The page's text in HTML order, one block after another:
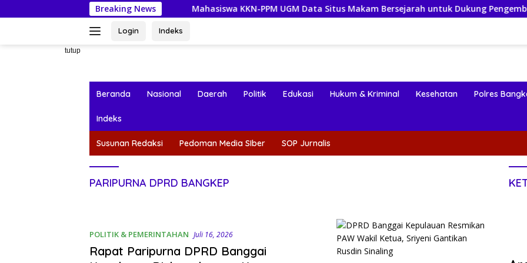
ke
Breaking News
Mahasiswa KKN-PPM UGM Data Situs Makam Bersejarah untuk Dukung Pengembangan Wisata
Login Indeks
tutup
Beranda Nasional Daerah Politik Edukasi Hukum & Kriminal Kesehatan Polres
Indeks
Susunan Redaksi Pedoman Media SIber SOP Jurnalis
PARIPURNA DPRD BANGKEP
POLITIK & PEMERINTAHAN Juli 16, 2026
Rapat Paripurna DPRD Banggai